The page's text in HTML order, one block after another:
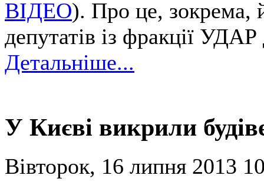
ВІДЕО). Про це, зокрема,
депутатів із фракції
Детальніше...
У Києві викрили
Вівторок, 16 липня 2013